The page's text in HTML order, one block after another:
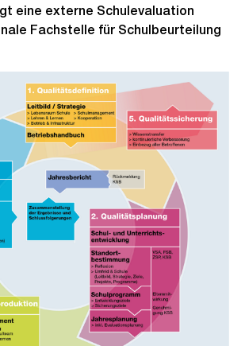
eine externe Schulevaluation
Fachstelle für Schulbeurteilung